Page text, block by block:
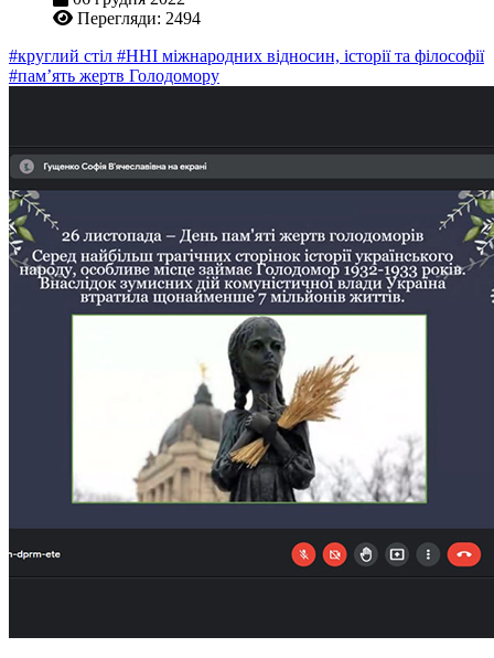
Перегляди: 2494
#круглий стіл #ННІ міжнародних відносин, історії та філософії
#пам’ять жертв Голодомору